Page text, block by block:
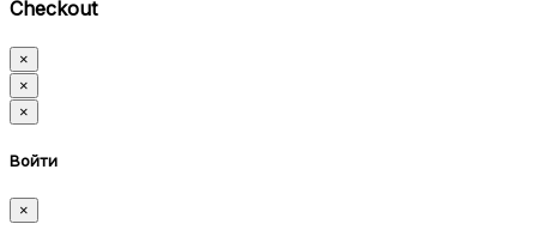
Checkout
×
×
×
Войти
×